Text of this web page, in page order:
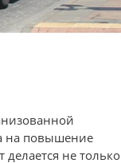
на повышение
не только